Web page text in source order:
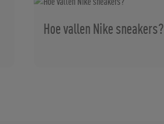
Hoe vallen Nike sneakers?